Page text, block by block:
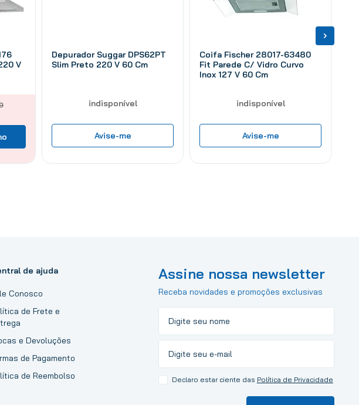
V
Depurador Suggar DPS62PT
Slim Preto 220 V 60 Cm
indisponível
Avise-me
Coifa Fischer 28017-63480
Fit Parede C/ Vidro Curvo
Inox 127 V 60 Cm
indisponível
Avise-me
de ajuda
Conosco
de Frete e
e Devoluções
de Pagamento
de Reembolso
Assine nossa newsletter
Receba novidades e promoções exclusivas
Declaro estar ciente das Política de Privacidade